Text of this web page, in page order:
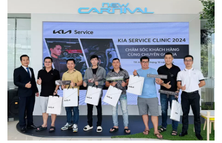
Chương trình áp dụng theo các điều kiện và điều khoản do
thương hiệu quy định.